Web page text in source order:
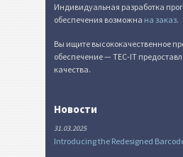
Индивидуальная разработка
обеспечения возможна на заказ.
Вы ищите высококачественное
обеспечение — TEC-IT
качества.
Новости
31.03.2025
Introducing the Redesigned